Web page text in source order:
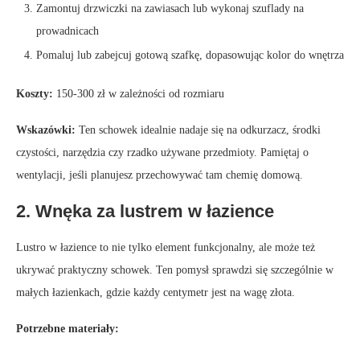
Zamontuj drzwiczki na zawiasach lub wykonaj szuflady na
prowadnicach
Pomaluj lub zabejcuj gotową szafkę, dopasowując kolor do wnętrza
Koszty: 150-300 zł w zależności od rozmiaru
Wskazówki: Ten schowek idealnie nadaje się na odkurzacz, środki
czystości, narzędzia czy rzadko używane przedmioty. Pamiętaj o
wentylacji, jeśli planujesz przechowywać tam chemię domową.
2. Wnęka za lustrem w łazience
Lustro w łazience to nie tylko element funkcjonalny, ale może też
ukrywać praktyczny schowek. Ten pomysł sprawdzi się szczególnie w
małych łazienkach, gdzie każdy centymetr jest na wagę złota.
Potrzebne materiały: